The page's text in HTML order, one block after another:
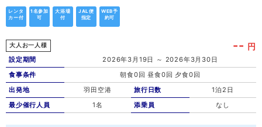
レンタ
カー付
1名参加
可
大浴場
付
JAL便
指定
WEB予
約可
大人お一人様 -- 円
設定期間
2026年3月19日 ～ 2026年3月30日
食事条件
朝食0回 昼食0回 夕食0回
出発地
羽田空港
最少催行人員
1名
旅行日数
1泊2日
添乗員
なし